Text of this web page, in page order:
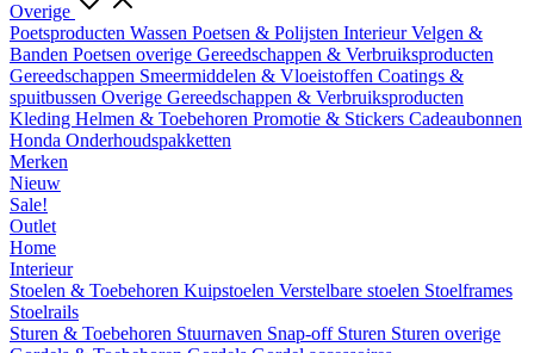
Overige
Poetsproducten Wassen Poetsen & Polijsten InterieurVelgen &
Banden Poetsen overige Gereedschappen & Verbruiksproducten
Gereedschappen Smeermiddelen & Vloeistoffen Coatings &
spuitbussen Overige Gereedschappen & Verbruiksproducten
Kleding Helmen & Toebehoren Promotie & Stickers Cadeaubonnen
Honda Onderhoudspakketten
Merken
Nieuw
Sale!
Outlet
Home
Interieur
Stoelen & Toebehoren Kuipstoelen Verstelbare stoelen Stoelframes
Stoelrails
Sturen & Toebehoren Stuurnaven Snap-off Sturen Sturen overige